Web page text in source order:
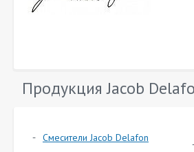
Продукция Jacob
Смесители Jacob Delafon